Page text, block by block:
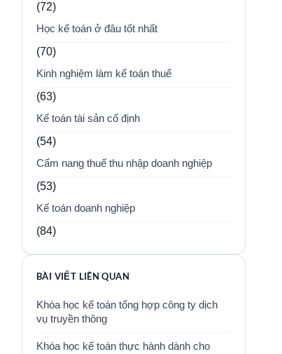
(72)
Học kế toán ở đâu tốt nhất
(70)
Kinh nghiệm làm kế toán thuế
(63)
Kế toán tài sản cố định
(54)
Cẩm nang thuế thu nhập doanh nghiệp
(53)
Kế toán doanh nghiệp
(84)
BÀI VIẾT LIÊN QUAN
Khóa học kế toán tổng hợp công ty dịch
vụ truyền thông
Khóa học kế toán thực hành dành cho